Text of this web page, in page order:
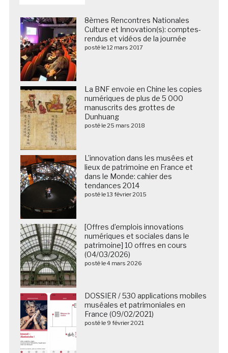
8èmes Rencontres Nationales
Culture et Innovation(s): comptes-
rendus et vidéos de la journée
posté le 12 mars 2017
La BNF envoie en Chine les copies
numériques de plus de 5 000
manuscrits des grottes de
Dunhuang
posté le 25 mars 2018
L’innovation dans les musées et
lieux de patrimoine en France et
dans le Monde: cahier des
tendances 2014
posté le 13 février 2015
[Offres d’emplois innovations
numériques et sociales dans le
patrimoine] 10 offres en cours
(04/03/2026)
posté le 4 mars 2026
DOSSIER / 530 applications mobiles
muséales et patrimoniales en
France (09/02/2021)
posté le 9 février 2021